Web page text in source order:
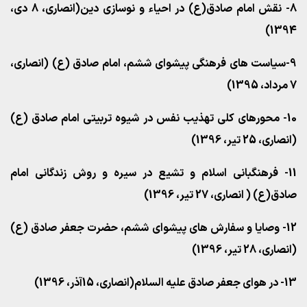
8- نقش امام صادق(ع) در احیاء و نوسازی دین(انصاری، 8 دی،
1394)
9-سیاست های فرهنگی پیشوای ششم، امام صادق (ع) (انصاری،
7 مرداد، 1395)
10- محورهای کلی تهذیب نفس در شیوه تربیتی امام صادق (ع)
(انصاری، 25 تیر، 1396)
11- فرهنگبانی اسلام و تشیع در سیره و روش زندگانی امام
صادق(ع) ( انصاری، 27 تیر، 1396)
12- وصایا و سفارش های پیشوای ششم، حضرت جعفر صادق (ع)
(انصاری، 28 تیر، 1396)
13- در هوای جعفر صادق علیه السلام(انصاری، 15آذر، 1396)